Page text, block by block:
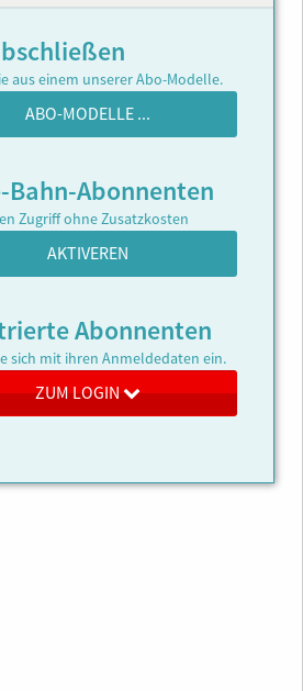
aus einem unserer Abo-Modelle.
ABO-MODELLE ...
Bahn-Abonnenten
Zugriff ohne Zusatzkosten
AKTIVEREN
Abonnenten
sich mit ihren Anmeldedaten ein.
ZUM LOGIN